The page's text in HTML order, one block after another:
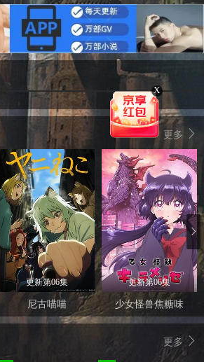
更多
更新第06集
尼古喵喵
更新第06集
少女怪兽焦糖味
更多
X